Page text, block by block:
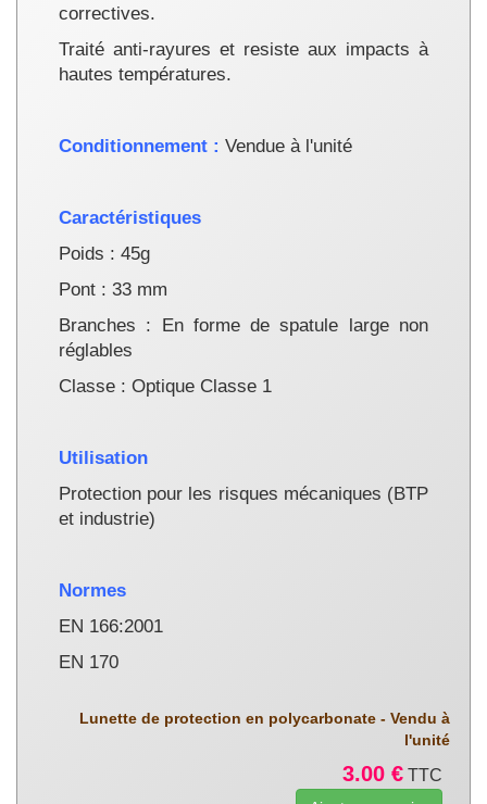
correctives.
Traité anti-rayures et resiste aux impacts à
hautes températures.
Conditionnement : Vendue à l'unité
Caractéristiques
Poids : 45g
Pont : 33 mm
Branches : En forme de spatule large non
réglables
Classe : Optique Classe 1
Utilisation
Protection pour les risques mécaniques (BTP
et industrie)
Normes
EN 166:2001
EN 170
Lunette de protection en polycarbonate - Vendu à
l'unité
3.00 € TTC